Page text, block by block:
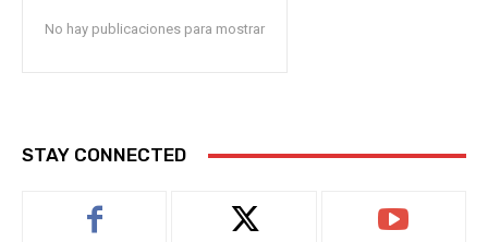
No hay publicaciones para mostrar
STAY CONNECTED